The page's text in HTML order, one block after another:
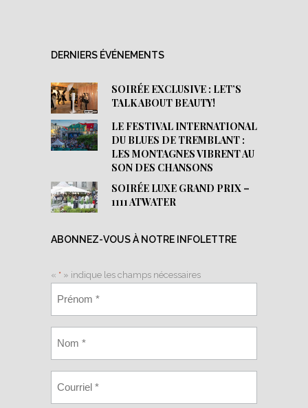
DERNIERS ÉVÉNEMENTS
SOIRÉE EXCLUSIVE : LET’S
TALK ABOUT BEAUTY!
LE FESTIVAL INTERNATIONAL
DU BLUES DE TREMBLANT :
LES MONTAGNES VIBRENT AU
SON DES CHANSONS
SOIRÉE LUXE GRAND PRIX –
1111 ATWATER
ABONNEZ-VOUS À NOTRE INFOLETTRE
« * » indique les champs nécessaires